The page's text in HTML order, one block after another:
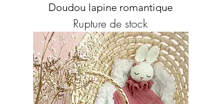
Doudou lapine romantique
Rupture de stock